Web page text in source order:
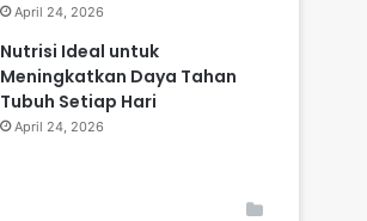
April 24, 2026
Nutrisi Ideal untuk
Meningkatkan Daya Tahan
Tubuh Setiap Hari
April 24, 2026